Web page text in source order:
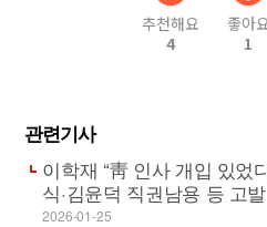
추천해요
4
좋아
1
관련기사
이학재 “靑 인사 개입 있었
식·김윤덕 직권남용 등 고발
2026-01-25